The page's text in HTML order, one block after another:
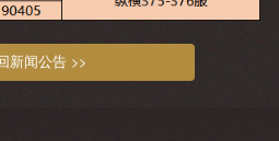
新闻公告 >>